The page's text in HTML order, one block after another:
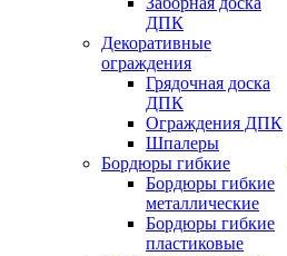
ДПК
Декоративные
ограждения
Грядочная доска
ДПК
Ограждения ДПК
Шпалеры
Бордюры гибкие
Бордюры гибкие
металлические
Бордюры гибкие
пластиковые